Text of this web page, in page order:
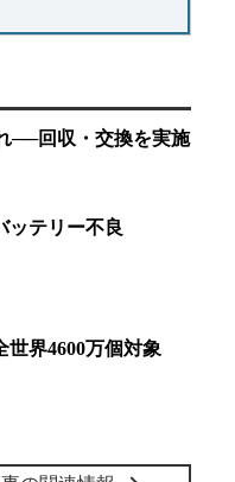
──回収・交換を実施
ッテリー不良
界4600万個対象